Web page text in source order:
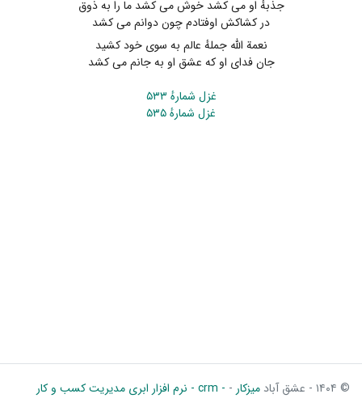
جذبهٔ او می کشد خوش می کشد ما را به ذوق
در کشاکش اوفتادم چون دوانم می کشد
نعمة الله جملهٔ عالم به سوی خود کشید
جان فدای او که عشق او به جانم می کشد
غزل شمارهٔ ۵۳۳
غزل شمارهٔ ۵۳۵
© ۱۴۰۴ - عشق آباد میزکار - - crm - نرم افزار ابری مدیریت کسب و کار